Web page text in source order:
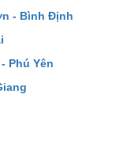
- Bình Định
Phú Yên